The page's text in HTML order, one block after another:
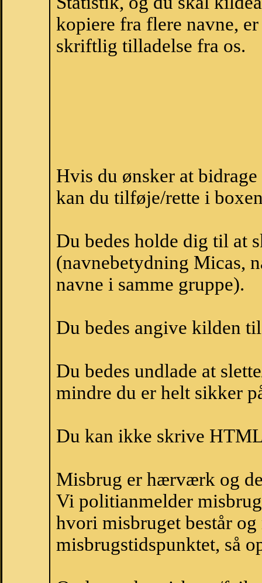
kopiere fra flere navne,
skriftlig tilladelse fra os.
Hvis du ønsker at
kan du tilføje/rette i
Du bedes holde dig til at
(navnebetydning Micas,
navne i samme gruppe).
Du bedes angive kilden
Du bedes undlade at
mindre du er helt sikker
Du kan ikke skrive
Misbrug er hærværk og
Vi politianmelder
hvori misbruget består
misbrugstidspunktet, så